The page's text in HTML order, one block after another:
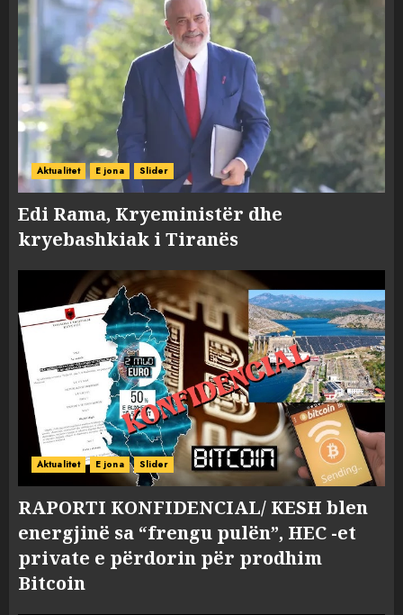
Aktualitet E jona Slider
Edi Rama, Kryeministër dhe
kryebashkiak i Tiranës
Aktualitet E jona Slider
RAPORTI KONFIDENCIAL/ KESH blen
energjinë sa “frengu pulën”, HEC -et
private e përdorin për prodhim
Bitcoin